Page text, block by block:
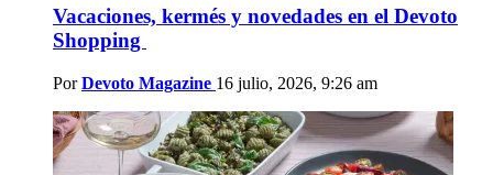
Vacaciones, kermés y novedades en el Devoto
Shopping
Por Devoto Magazine 16 julio, 2026, 9:26 am